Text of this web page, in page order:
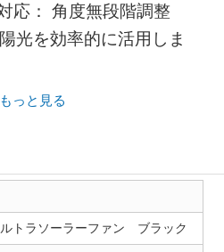
応： 角度無段階調整
光を効率的に活用しま
もっと見る
トラソーラーファン ブラック